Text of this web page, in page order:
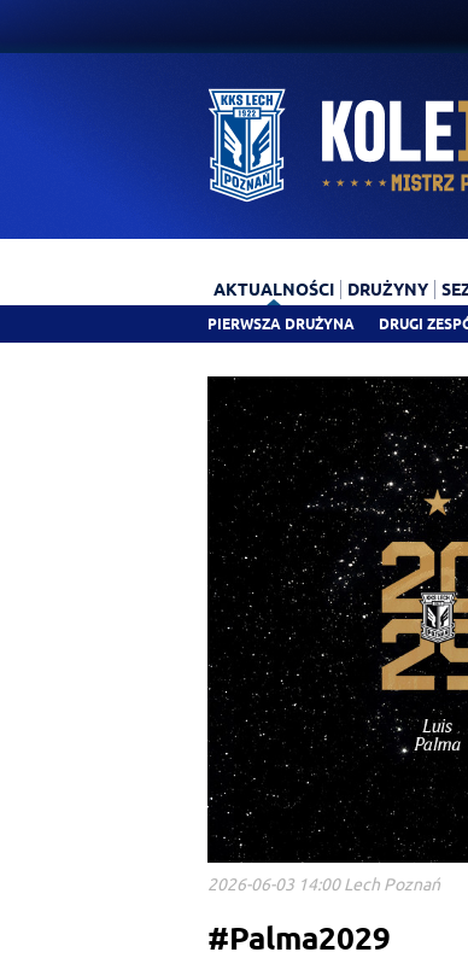
AKTUALNOŚCI
PIERWSZA DRUŻYNA DRUGI
DRUŻYNY
2026-06-03 14:00 Lech Poznań
#Palma2029